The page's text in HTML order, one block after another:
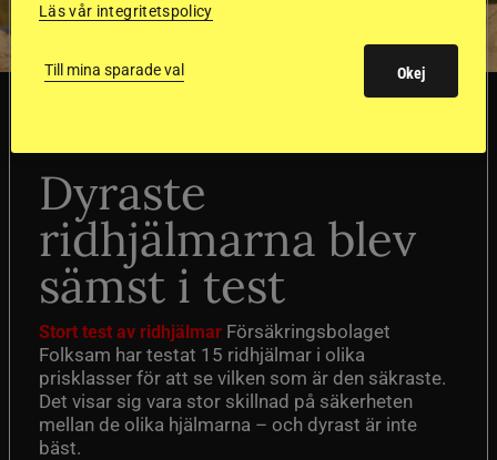
Dyraste
ridhjälmarna blev
sämst i test
Stort test av ridhjälmar Försäkringsbolaget
Folksam har testat 15 ridhjälmar i olika
prisklasser för att se vilken som är den säkraste.
Det visar sig vara stor skillnad på säkerheten
mellan de olika hjälmarna – och dyrast är inte
bäst.
Läs vår integritetspolicy
Till mina sparade val Okej